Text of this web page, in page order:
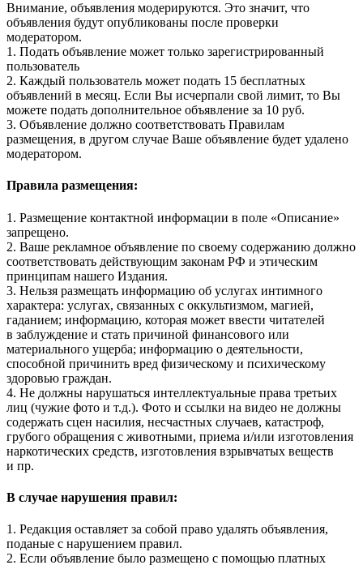
Внимание, объявления модерируются. Это значит, что
объявления будут опубликованы после проверки
модератором.
1. Подать объявление может только зарегистрированный
пользователь
2. Каждый пользователь может подать 15 бесплатных
объявлений в месяц. Если Вы исчерпали свой лимит, то Вы
можете подать дополнительное объявление за 10 руб.
3. Объявление должно соответствовать Правилам
размещения, в другом случае Ваше объявление будет удалено
модератором.
Правила размещения:
1. Размещение контактной информации в поле «Описание»
запрещено.
2. Ваше рекламное объявление по своему содержанию должно
соответствовать действующим законам РФ и этическим
принципам нашего Издания.
3. Нельзя размещать информацию об услугах интимного
характера: услугах, связанных с оккультизмом, магией,
гаданием; информацию, которая может ввести читателей
в заблуждение и стать причиной финансового или
материального ущерба; информацию о деятельности,
способной причинить вред физическому и психическому
здоровью граждан.
4. Не должны нарушаться интеллектуальные права третьих
лиц (чужие фото и т.д.). Фото и ссылки на видео не должны
содержать сцен насилия, несчастных случаев, катастроф,
грубого обращения с животными, приема и/или изготовления
наркотических средств, изготовления взрывчатых веществ
и пр.
В случае нарушения правил:
1. Редакция оставляет за собой право удалять объявления,
поданые с нарушением правил.
2. Если объявление было размещено с помощью платных